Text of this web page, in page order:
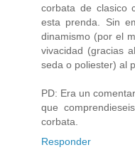
corbata de clasico
esta prenda. Sin
dinamismo (por el
vivacidad (gracias
seda o poliester) al
PD: Era un
que
corbata.
Responder